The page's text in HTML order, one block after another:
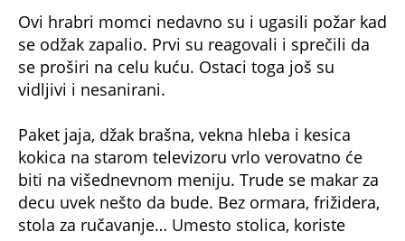
Ovi hrabri momci nedavno su i ugasili požar kad
se odžak zapalio. Prvi su reagovali i sprečili da
se proširi na celu kuću. Ostaci toga još su
vidljivi i nesanirani.
Paket jaja, džak brašna, vekna hleba i kesica
kokica na starom televizoru vrlo verovatno će
biti na višednevnom meniju. Trude se makar za
decu uvek nešto da bude. Bez ormara, frižidera,
stola za ručavanje… Umesto stolica, koriste